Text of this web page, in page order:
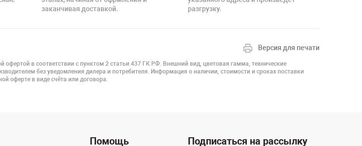
заканчивая доставкой.
разгрузку.
Версия для печати
в соответствии с пунктом 2 статьи 437 ГК РФ. Внешний вид, цветовая гамма, технические
без уведомления дилера и потребителя. Информация о наличии, стоимости и сроках поставки
оферте в виде счёта или договора.
Помощь Подписаться на рассылку